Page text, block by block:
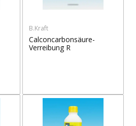
B.Kraft
Calconcarbonsäure-
Verreibung R